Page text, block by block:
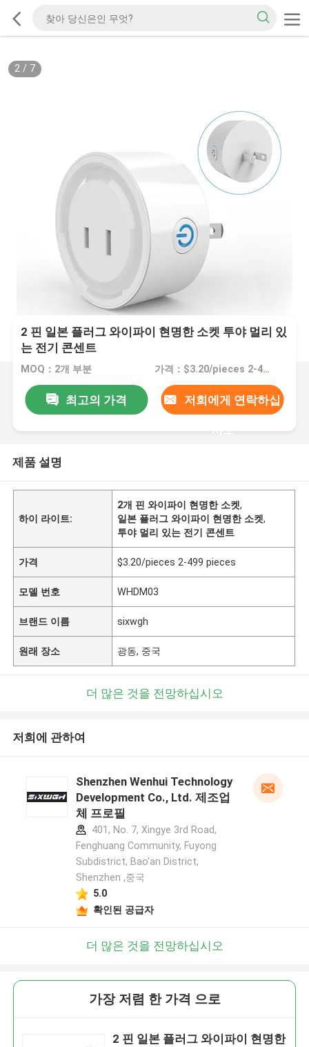
2/ 7
2 핀 일본 플러그 와이파이 현명한 소켓 투야 멀리 있
는 전기 콘센트
MOQ：2개 부분 가격：$3.20/pieces 2-499 pieces
최고의 가격 저희에게 연락하십
시오
제품 설명
하이 라이트:
2개 핀 와이파이 현명한 소켓,
일본 플러그 와이파이 현명한 소켓,
투야 멀리 있는 전기 콘센트
가격 $3.20/pieces 2-499 pieces
모델 번호 WHDM03
브랜드 이름 sixwgh
원래 장소 광동, 중국
더 많은 것을 전망하십시오
저희에 관하여
Shenzhen Wenhui Technology
Development Co., Ltd. 제조업
체 프로필
401, No. 7, Xingye 3rd Road,
Fenghuang Community, Fuyong
Subdistrict, Bao'an District,
Shenzhen ,중국
5.0
확인된 공급자
더 많은 것을 전망하십시오
가장 저렴 한 가격 으로
2 핀 일본 플러그 와이파이 현명한